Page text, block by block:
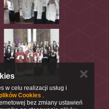
w celu realizacji usług i
Cookies .
bez zmiany ustawień
✕